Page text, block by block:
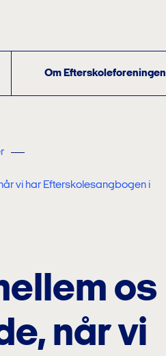
Om Efterskoleforeningen
vi har Efterskolesangbogen i
os
når vi